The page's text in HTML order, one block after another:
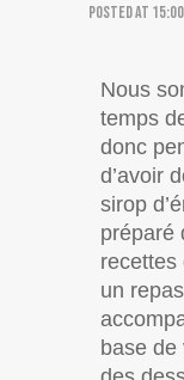
Posted at
Nous
temps
donc
d’avoir
sirop
préparé
recettes
un
base de